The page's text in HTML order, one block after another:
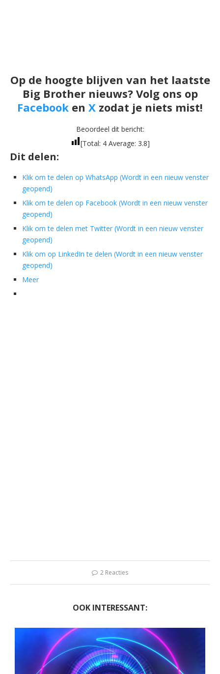
Op de hoogte blijven van het laatste
Big Brother nieuws? Volg ons op
Facebook en X zodat je niets mist!
Beoordeel dit bericht:
[Total: 4Average: 3.8]
Dit delen:
Klik om te delen op WhatsApp (Wordt in een nieuw venster
geopend)
Klik om te delen op Facebook (Wordt in een nieuw venster
geopend)
Klik om te delen met Twitter (Wordt in een nieuw venster
geopend)
Klik om op LinkedIn te delen (Wordt in een nieuw venster
geopend)
Meer
2 Reacties
OOK INTERESSANT: